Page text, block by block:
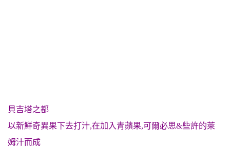
貝吉塔之都
以新鮮奇異果下去打汁,在加入青蘋果,可爾必思&些許的萊
姆汁而成